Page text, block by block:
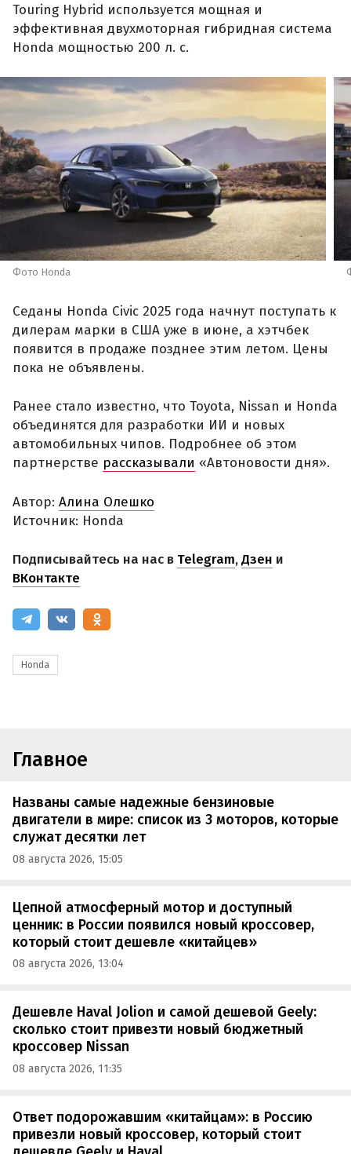
Touring Hybrid используется мощная и
эффективная двухмоторная гибридная система
Honda мощностью 200 л. с.
Фото Honda
Седаны Honda Civic 2025 года начнут поступать к
дилерам марки в США уже в июне, а хэтчбек
появится в продаже позднее этим летом. Цены
пока не объявлены.
Ранее стало известно, что Toyota, Nissan и Honda
объединятся для разработки ИИ и новых
автомобильных чипов. Подробнее об этом
партнерстве рассказывали «Автоновости дня».
Автор: Алина Олешко
Источник: Honda
Подписывайтесь на нас в Telegram,Дзен и
ВКонтакте
Honda
Главное
Названы самые надежные бензиновые
двигатели в мире: список из 3 моторов, которые
служат десятки лет
08 августа 2026, 15:05
Цепной атмосферный мотор и доступный
ценник: в России появился новый кроссовер,
который стоит дешевле «китайцев»
08 августа 2026, 13:04
Дешевле Haval Jolion и самой дешевой Geely:
сколько стоит привезти новый бюджетный
кроссовер Nissan
08 августа 2026, 11:35
Ответ подорожавшим «китайцам»: в Россию
привезли новый кроссовер, который стоит